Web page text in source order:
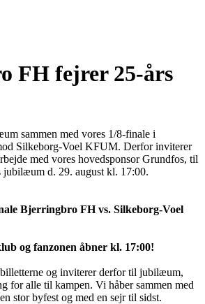
FH fejrer 25-års
sammen med vores 1/8-finale i
Silkeborg-Voel KFUM. Derfor inviterer
med vores hovedsponsor Grundfos, til
d. 29. august kl. 17:00.
Bjerringbro FH vs. Silkeborg-Voel
og fanzonen åbner kl. 17:00!
og inviterer derfor til jubilæum,
for alle til kampen. Vi håber sammen med
stor byfest og med en sejr til sidst.